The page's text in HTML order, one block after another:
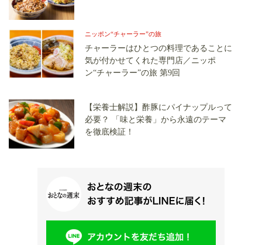
ニッポン“チャーラー”の旅
チャーラーはひとつの料理であることに
気が付かせてくれた専門店／ニッポ
ン“チャーラー”の旅 第9回
【栄養士解説】酢豚にパイナップルって
必要？ 「味と栄養」から永遠のテーマ
を徹底検証！